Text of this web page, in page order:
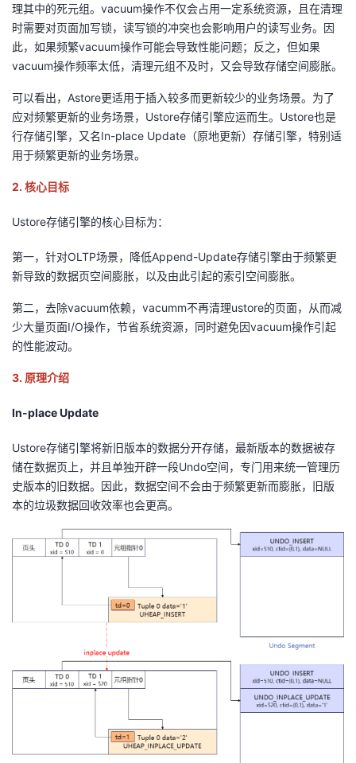
理其中的死元组。vacuum操作不仅会占用一定系统资源，且在清理
时需要对页面加写锁，读写锁的冲突也会影响用户的读写业务。因
此，如果频繁vacuum操作可能会导致性能问题；反之，但如果
vacuum操作频率太低，清理元组不及时，又会导致存储空间膨胀。
可以看出，Astore更适用于插入较多而更新较少的业务场景。为了
应对频繁更新的业务场景，Ustore存储引擎应运而生。Ustore也是
行存储引擎，又名In-place Update（原地更新）存储引擎，特别适
用于频繁更新的业务场景。
2. 核心目标
Ustore存储引擎的核心目标为：
第一，针对OLTP场景，降低Append-Update存储引擎由于频繁更
新导致的数据页空间膨胀，以及由此引起的索引空间膨胀。
第二，去除vacuum依赖，vacumm不再清理ustore的页面，从而减
少大量页面I/O操作，节省系统资源，同时避免因vacuum操作引起
的性能波动。
3. 原理介绍
In-placeUpdate
Ustore存储引擎将新旧版本的数据分开存储，最新版本的数据被存
储在数据页上，并且单独开辟一段Undo空间，专门用来统一管理历
史版本的旧数据。因此，数据空间不会由于频繁更新而膨胀，旧版
本的垃圾数据回收效率也会更高。